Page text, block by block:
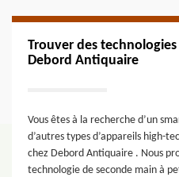
Trouver des
Debord Antiquaire
Vous êtes à la recherche d’un
d’autres types d’appareils high-
chez Debord Antiquaire . Nous
technologie de seconde main à